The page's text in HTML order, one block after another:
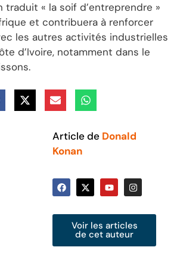
« la soif d’entreprendre »
et contribuera à renforcer
les autres activités industrielles
d’Ivoire, notamment dans le
Article de Donald
Konan
Voir les articles
de cet auteur